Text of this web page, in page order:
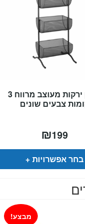
אגרן ירקות מעוצב מרווח 3
צבעים שונים
₪199
בחר אפשרויות
מבצע!